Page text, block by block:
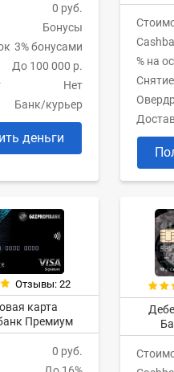
0 руб.
Бонусы
3% бонусами
До 100 000 р.
Нет
Банк/курьер
деньги
% на
Снятие
Отзывы: 22
карта
Премиум
0 руб.